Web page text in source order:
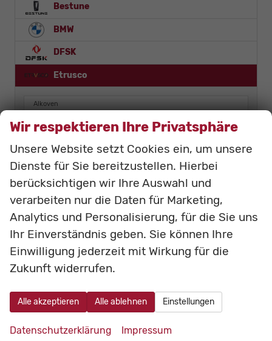
Bestune
BMW
DFSK
Etrusco
Alkoven
Integriert
Teilintegriert
Van
Fiat
Foton
Linktour
LMC
Peugeot
Suzuki
Wir respektieren Ihre Privatsphäre
Unsere Website setzt Cookies ein, um unsere
Dienste für Sie bereitzustellen. Hierbei
berücksichtigen wir Ihre Auswahl und
verarbeiten nur die Daten für Marketing,
Analytics und Personalisierung, für die Sie uns
Ihr Einverständnis geben. Sie können Ihre
Einwilligung jederzeit mit Wirkung für die
Zukunft widerrufen.
Alle akzeptieren Alle ablehnen Einstellungen
Datenschutzerklärung Impressum